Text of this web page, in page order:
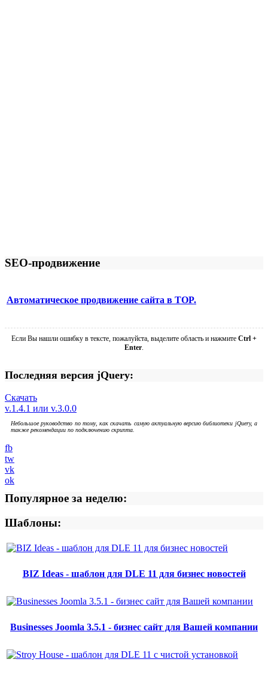
SEO-продвижение
Автоматическое продвижение сайта в TOP.
Если Вы нашли ошибку в тексте, пожалуйста, выделите область и нажмите Ctrl +
Enter.
Последняя версия jQuery:
Скачать
v.1.4.1 или v.3.0.0
Небольшое руководство по тому, как скачать самую актуальную версию библиотеки jQuery, а
также рекомендации по подключению скрипта.
fb
tw
vk
ok
Популярное за неделю:
Шаблоны:
BIZ Ideas - шаблон для DLE 11 для бизнес новостей
Businesses Joomla 3.5.1 - бизнес сайт для Вашей компании